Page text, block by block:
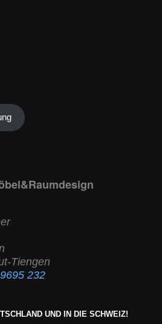
Tiengen
232
UND IN DIE SCHWEIZ!